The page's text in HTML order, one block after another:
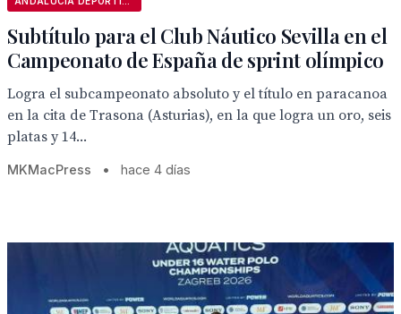
Subtítulo para el Club Náutico Sevilla en el
Campeonato de España de sprint olímpico
Logra el subcampeonato absoluto y el título en paracanoa
en la cita de Trasona (Asturias), en la que logra un oro, seis
platas y 14...
MKMacPress • hace 4 días